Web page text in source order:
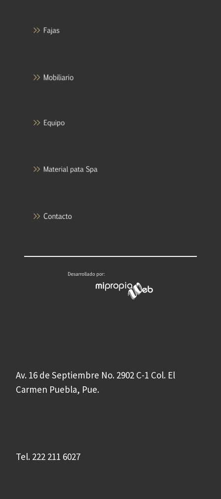
Av. 16 de Septiembre No. 2902 C-1 Col. El
Carmen Puebla, Pue.
Tel. 222 211 6027